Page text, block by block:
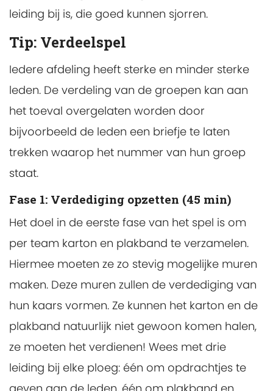
leiding bij is, die goed kunnen sjorren.
Tip: Verdeelspel
Iedere afdeling heeft sterke en minder sterke
leden. De verdeling van de groepen kan aan
het toeval overgelaten worden door
bijvoorbeeld de leden een briefje te laten
trekken waarop het nummer van hun groep
staat.
Fase 1: Verdediging opzetten (45 min)
Het doel in de eerste fase van het spel is om
per team karton en plakband te verzamelen.
Hiermee moeten ze zo stevig mogelijke muren
maken. Deze muren zullen de verdediging van
hun kaars vormen. Ze kunnen het karton en de
plakband natuurlijk niet gewoon komen halen,
ze moeten het verdienen! Wees met drie
leiding bij elke ploeg: één om opdrachtjes te